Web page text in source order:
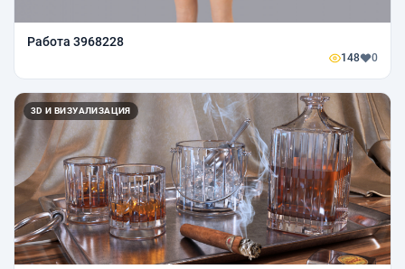
Работа 3968228
148 0
3D И ВИЗУАЛИЗАЦИЯ